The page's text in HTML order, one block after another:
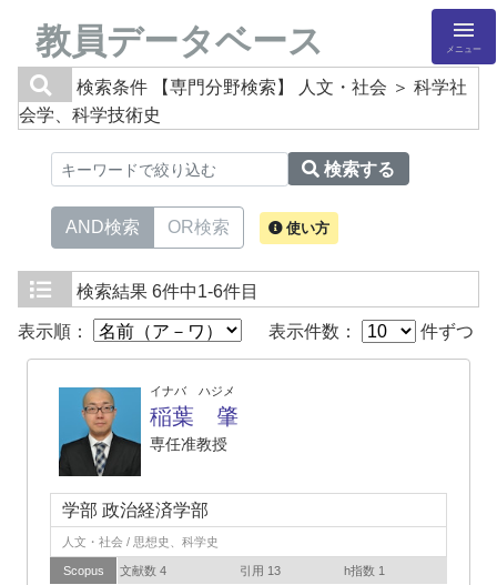
教員データベース メニュー
検索条件
【専門分野検索】 人文・社会 ＞ 科学社
会学、科学技術史
検索する
AND検索 OR検索 使い方
検索結果 6件中1-6件目
表示順： 表示件数： 件ずつ
イナバ ハジメ
稲葉 肇
専任准教授
学部 政治経済学部
人文・社会 / 思想史、科学史
Scopus 文献数 4 引用 13 h指数 1